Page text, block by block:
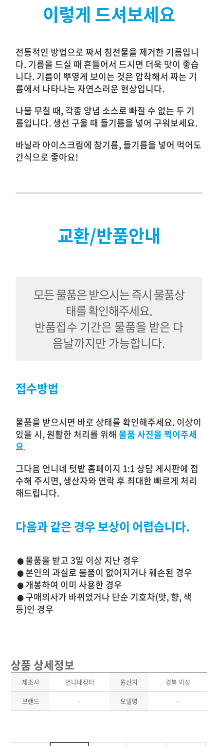
이렇게 드셔보세요
전통적인 방법으로 짜서 침전물을 제거한 기름입니
다. 기름을 드실 때 흔들어서 드시면 더욱 맛이 좋습
니다. 기름이 뿌옇게 보이는 것은 압착해서 짜는 기
름에서 나타나는 자연스러운 현상입니다.
나물 무칠 때, 각종 양념 소스로 빠질 수 없는 두 기
름입니다. 생선 구울 때 들기름을 넣어 구워보세요.
바닐라 아이스크림에 참기름, 들기름을 넣어 먹어도
간식으로 좋아요!
교환/반품안내
모든 물품은 받으시는 즉시 물품상
태를 확인해주세요.
반품접수 기간은 물품을 받은 다
음날까지만 가능합니다.
접수방법
물품을 받으시면 바로 상태를 확인해주세요. 이상이
있을 시, 원활한 처리를 위해물품 사진을 찍어주세
요.
그다음 언니네 텃밭 홈페이지 1:1 상담 게시판에 접
수해 주시면, 생산자와 연락 후 최대한 빠르게 처리
해드립니다.
다음과 같은 경우 보상이 어렵습니다.
● 물품을 받고 3일 이상 지난 경우
●본인의 과실로 물품이 없어지거나 훼손된 경우
● 개봉하여 이미 사용한 경우
● 구매의사가 바뀌었거나 단순 기호차(맛, 향, 색
등)인 경우
상품 상세정보
제조사 언니네장터 원산지 경북 의성
브랜드 - 모델명 -